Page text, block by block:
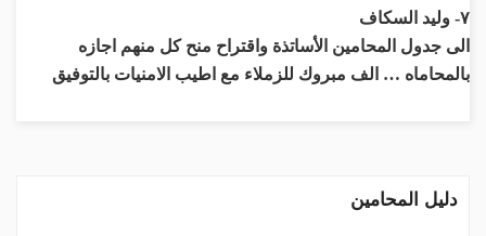
٧- وليد السكاف
الى جدول المحامين الأساتذة واقتراح منح كل منهم اجازه
بالمحاماه … الف مبروك للزملاء مع اطيب الامنيات بالتوفيق
دليل المحامين